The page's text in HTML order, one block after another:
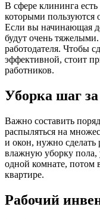
В сфере клининга
которыми пользуются
Если вы начинающая
будут очень
работодателя. Чтобы
эффективной, стоит
работников.
Уборка шаг
Важно составить
распыляться на
и окон, нужно сделать
влажную уборку пола,
одной комнате, потом
квартире.
Рабочий